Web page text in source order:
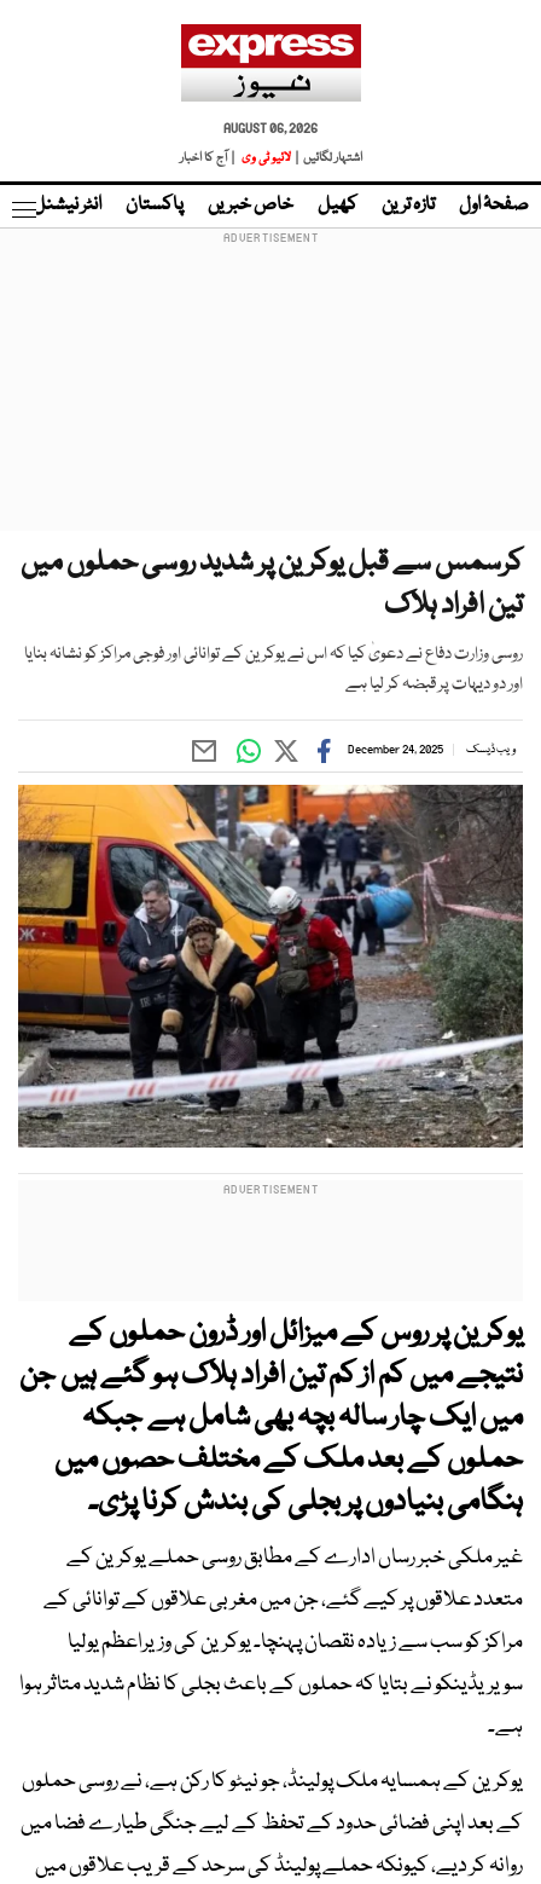
AUGUST 06, 2026
اشتہار لگائیں |
لائیو ٹی وی | آج کا اخبار
صفحۂ اول تازہ ترین کھیل خاص خبریں پاکستان انٹر نیشنل
کرسمس سے قبل یوکرین پر شدید روسی حملوں میں
تین افراد ہلاک
روسی وزارت دفاع نے دعویٰ کیا کہ اس نے یوکرین کے توانائی اور فوجی مراکز کو نشانہ بنایا
اور دو دیہات پر قبضہ کر لیا ہے
ویب ڈیسک December 24, 2025
یوکرین پر روس کے میزائل اور ڈرون حملوں کے
نتیجے میں کم از کم تین افراد ہلاک ہو گئے ہیں جن
میں ایک چار سالہ بچہ بھی شامل ہے جبکہ
حملوں کے بعد ملک کے مختلف حصوں میں
ہنگامی بنیادوں پر بجلی کی بندش کرنا پڑی۔
غیر ملکی خبر رساں ادارے کے مطابق روسی حملے یوکرین کے
متعدد علاقوں پر کیے گئے، جن میں مغربی علاقوں کے توانائی کے
مراکز کو سب سے زیادہ نقصان پہنچا۔ یوکرین کی وزیراعظم یولیا
سویریڈینکو نے بتایا کہ حملوں کے باعث بجلی کا نظام شدید متاثر ہوا
ہے۔
یوکرین کے ہمسایہ ملک پولینڈ، جو نیٹو کا رکن ہے، نے روسی حملوں
کے بعد اپنی فضائی حدود کے تحفظ کے لیے جنگی طیارے فضا میں
روانہ کر دیے، کیونکہ حملے پولینڈ کی سرحد کے قریب علاقوں میں